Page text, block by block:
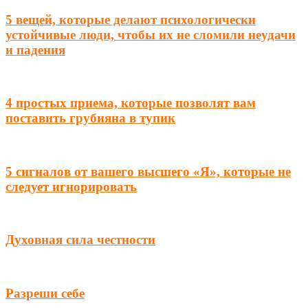
5 вещей, которые делают психологически
устойчивые люди, чтобы их не сломили неудачи
и падения
4 простых приема, которые позволят вам
поставить грубияна в тупик
5 сигналов от вашего высшего «Я», которые не
следует игнорировать
Духовная сила честности
Разреши себе